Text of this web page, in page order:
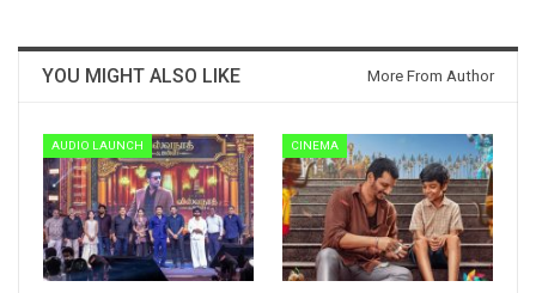
YOU MIGHT ALSO LIKE More From Author
AUDIO LAUNCH CINEMA